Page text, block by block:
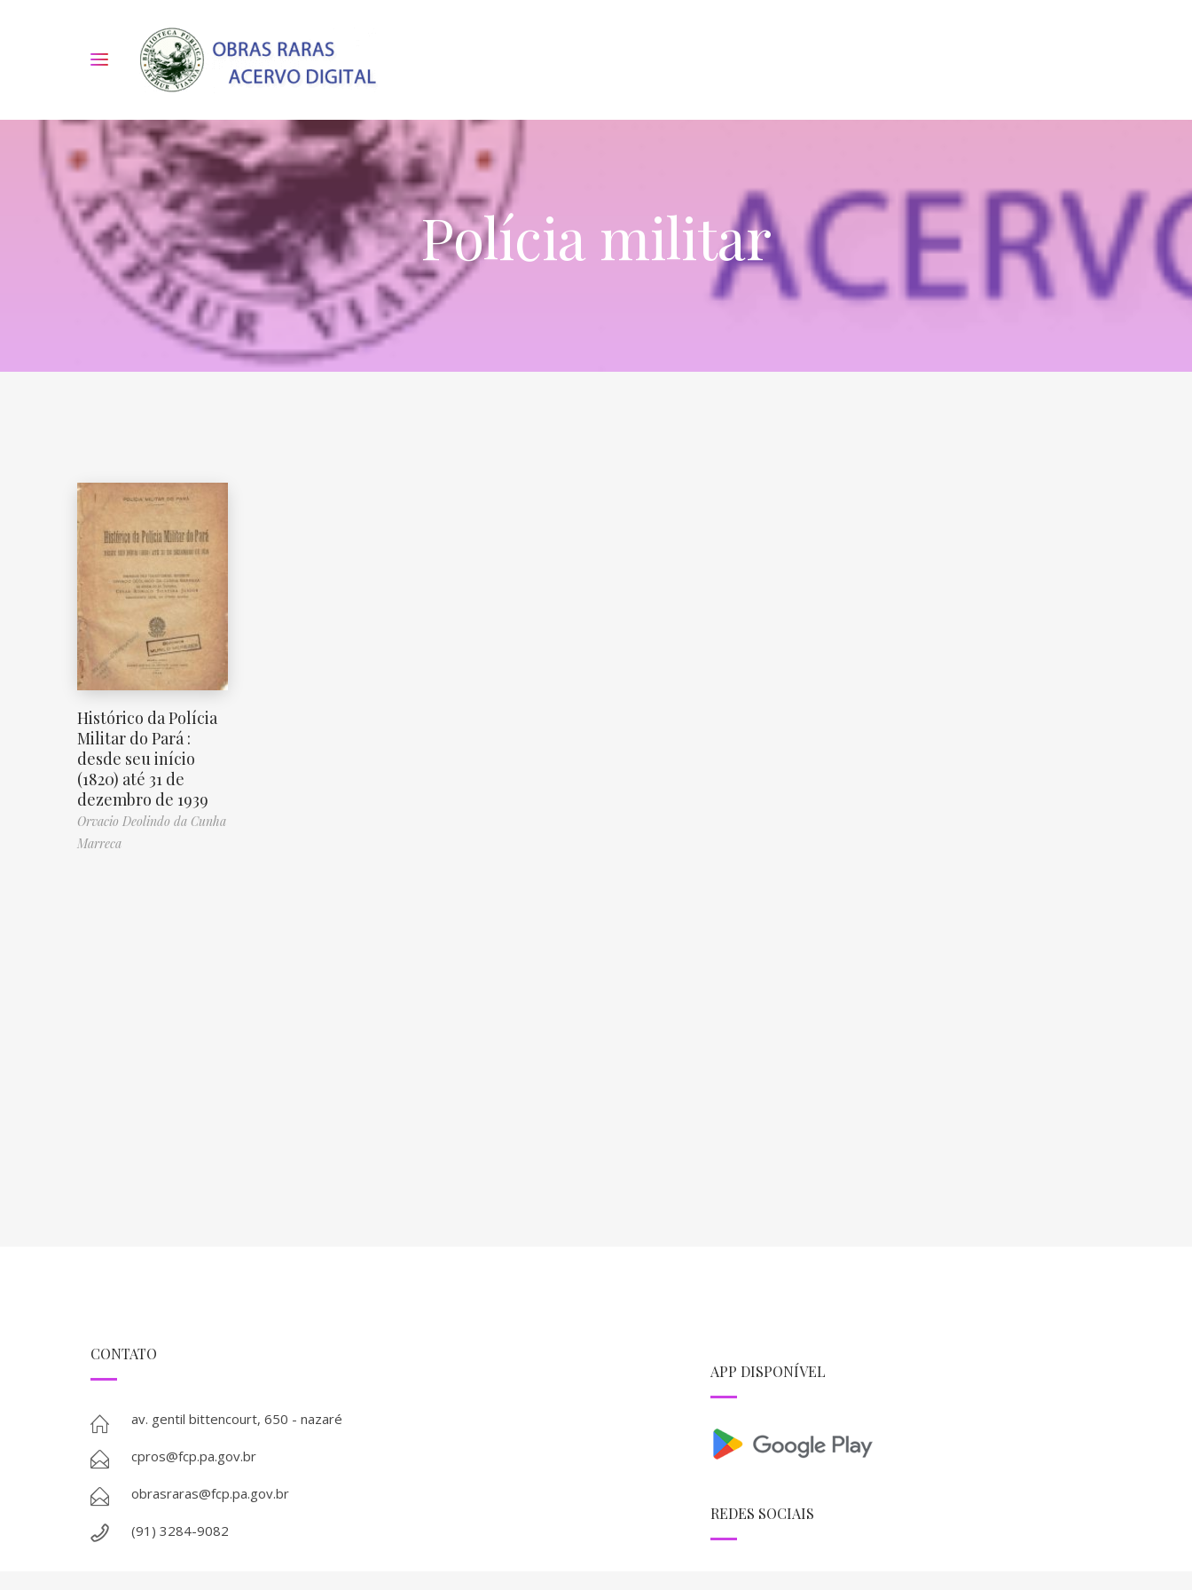
Polícia militar
Histórico da Polícia
Militar do Pará :
desde seu início
(1820) até 31 de
dezembro de 1939
Orvacio Deolindo da Cunha
Marreca
CONTATO
av. gentil bittencourt, 650 - nazaré
cpros@fcp.pa.gov.br
obrasraras@fcp.pa.gov.br
(91) 3284-9082
APP DISPONÍVEL
REDES SOCIAIS